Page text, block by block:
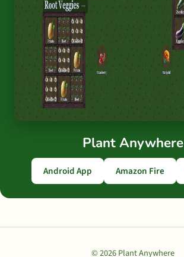
Plant Anywhere
Android App Amazon Fire
© 2026 Plant Anywhere